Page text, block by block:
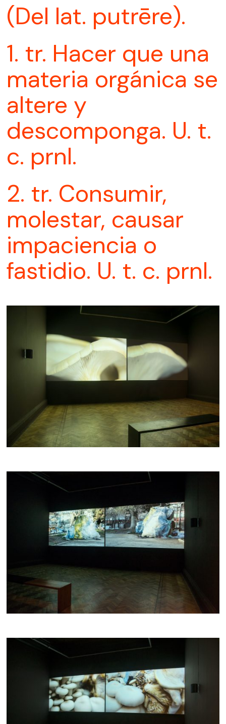
(Del lat. putrēre).
1. tr. Hacer que una
materia orgánica se
altere y
descomponga. U. t.
c. prnl.
2. tr. Consumir,
molestar, causar
impaciencia o
fastidio. U. t. c. prnl.